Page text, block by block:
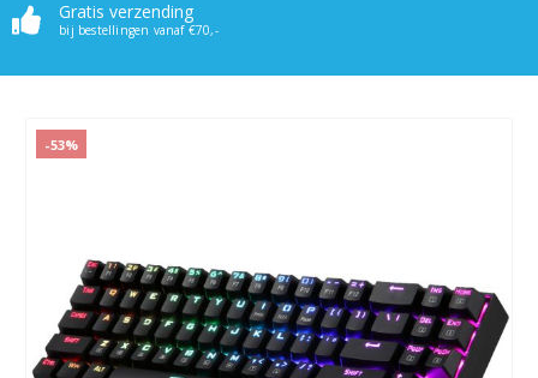
Gratis verzending
bij bestellingen vanaf €70,-
Makkelijk bereikbaar
Stuur een mail of whatsappje
-53%